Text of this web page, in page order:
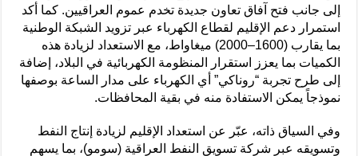
إلى جانب فتح آفاق تعاون جديدة تخدم عموم العراقيين. كما أكد
استمرار دعم الإقليم لقطاع الكهرباء عبر تزويد الشبكة الوطنية
بما يقارب (1600–2000) ميغاواط، مع الاستعداد لزيادة هذه
الكميات بما يعزز استقرار المنظومة الكهربائية في البلاد، إضافة
إلى طرح تجربة “روناكي” أي الكهرباء على مدار الساعة بوصفها
نموذجاً يمكن الاستفادة منه في بقية المحافظات.
وفي السياق ذاته، عبّر عن استعداد الإقليم لزيادة إنتاج النفط
وتسويقه عبر شركة تسويق النفط العراقية (سومو)، بما يسهم